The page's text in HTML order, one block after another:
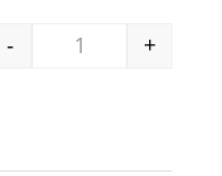
CAÇAROLA A
- +